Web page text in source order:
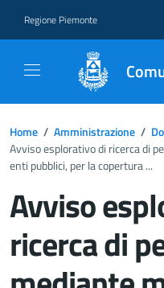
Regione Piemonte
Home / Amministrazione /
Avviso esplorativo di ricerca di
enti pubblici, per la copertura ...
Avviso
ricerca di